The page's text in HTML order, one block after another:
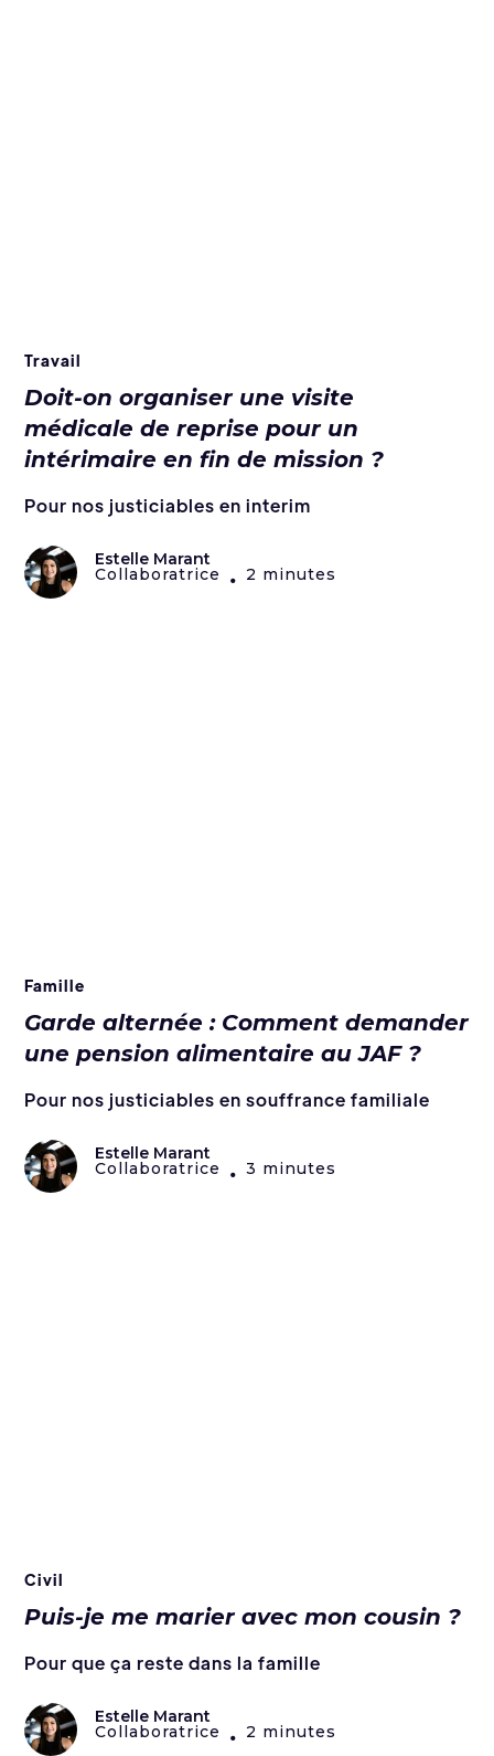
Travail
Doit-on organiser une visite
médicale de reprise pour un
intérimaire en fin de mission ?
Pour nos justiciables en interim
Estelle Marant
Collaboratrice • 2 minutes
Famille
Garde alternée : Comment demander
une pension alimentaire au JAF ?
Pour nos justiciables en souffrance familiale
Estelle Marant
Collaboratrice • 3 minutes
Civil
Puis-je me marier avec mon cousin ?
Pour que ça reste dans la famille
Estelle Marant
Collaboratrice • 2 minutes